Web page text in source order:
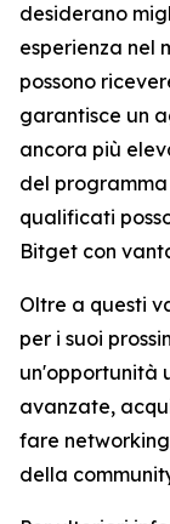
desiderano
esperienza nel
possono
garantisce un
ancora più
del
qualificati
Bitget con
Oltre a questi
per i suoi
un'opportunità
avanzate,
fare
della